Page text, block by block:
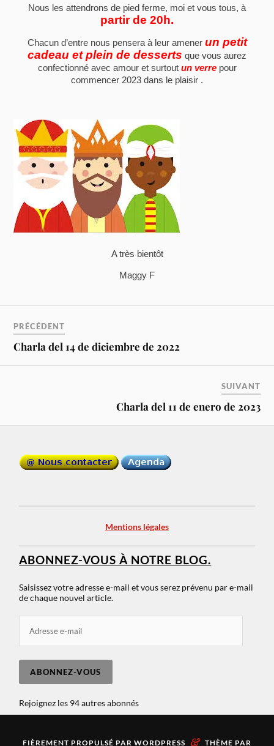
Nous les attendrons de pied ferme, moi et vous tous, à
partir de 20h.
Chacun d’entre nous pensera à leur amener un petit
cadeau et plein de desserts que vous aurez
confectionné avec amour et surtout un verrepour
commencer 2023 dans le plaisir .
A très bientôt
Maggy F
PRÉCÉDENT
Charla del 14 de diciembre de 2022
SUIVANT
Charla del 11 de enero de 2023
Mentions légales
ABONNEZ-VOUS À NOTRE BLOG.
Saisissez votre adresse e-mail et vous serez prévenu par e-mail
de chaque nouvel article.
ABONNEZ-VOUS
Rejoignez les 94 autres abonnés
FIÈREMENT PROPULSÉ PAR WORDPRESS & THÈME PAR